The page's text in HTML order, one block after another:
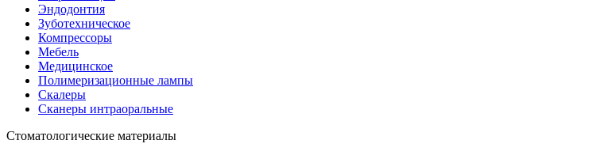
Эндодонтия
Зуботехническое
Компрессоры
Мебель
Медицинское
Полимеризационные лампы
Скалеры
Сканеры интраоральные
Стоматологические материалы